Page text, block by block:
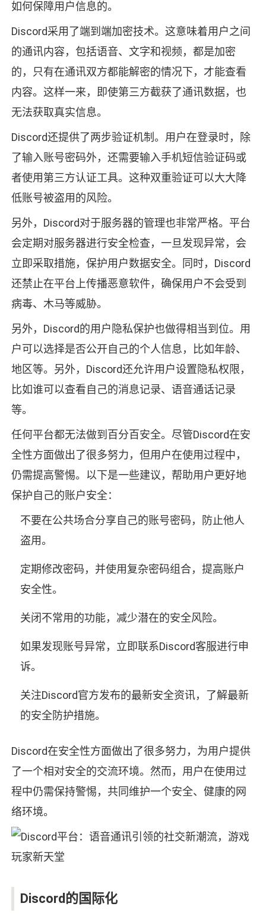
如何保障用户信息的。
Discord采用了端到端加密技术。这意味着用户之间
的通讯内容，包括语音、文字和视频，都是加密
的，只有在通讯双方都能解密的情况下，才能查看
内容。这样一来，即使第三方截获了通讯数据，也
无法获取真实信息。
Discord还提供了两步验证机制。用户在登录时，除
了输入账号密码外，还需要输入手机短信验证码或
者使用第三方认证工具。这种双重验证可以大大降
低账号被盗用的风险。
另外，Discord对于服务器的管理也非常严格。平台
会定期对服务器进行安全检查，一旦发现异常，会
立即采取措施，保护用户数据安全。同时，Discord
还禁止在平台上传播恶意软件，确保用户不会受到
病毒、木马等威胁。
另外，Discord的用户隐私保护也做得相当到位。用
户可以选择是否公开自己的个人信息，比如年龄、
地区等。另外，Discord还允许用户设置隐私权限，
比如谁可以查看自己的消息记录、语音通话记录
等。
任何平台都无法做到百分百安全。尽管Discord在安
全性方面做出了很多努力，但用户在使用过程中，
仍需提高警惕。以下是一些建议，帮助用户更好地
保护自己的账户安全：
不要在公共场合分享自己的账号密码，防止他人
盗用。
定期修改密码，并使用复杂密码组合，提高账户
安全性。
关闭不常用的功能，减少潜在的安全风险。
如果发现账号异常，立即联系Discord客服进行申
诉。
关注Discord官方发布的最新安全资讯，了解最新
的安全防护措施。
Discord在安全性方面做出了很多努力，为用户提供
了一个相对安全的交流环境。然而，用户在使用过
程中仍需保持警惕，共同维护一个安全、健康的网
络环境。
Discord的国际化